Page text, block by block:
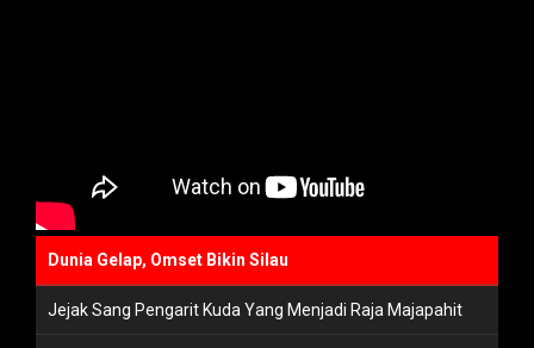
Dunia Gelap, Omset Bikin Silau
Jejak Sang Pengarit Kuda Yang Menjadi Raja Majapahit